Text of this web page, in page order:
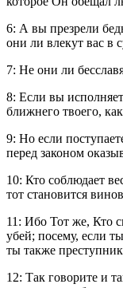
6: А вы презрели
они ли влекут вас в
7: Не они ли
8: Если вы
ближнего твоего,
9: Но если
перед законом
10: Кто соблюдает
тот становится
11: Ибо Тот же, Кто
убей; посему, если
ты также преступник
12: Так говорите и